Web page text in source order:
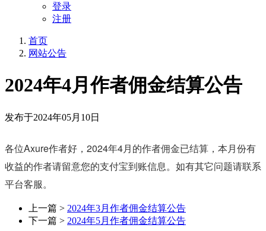
登录
注册
首页
网站公告
2024年4月作者佣金结算公告
发布于2024年05月10日
各位Axure作者好，2024年4月的作者佣金已结算，本月份有
收益的作者请留意您的支付宝到账信息。如有其它问题请联系
平台客服。
上一篇 > 2024年3月作者佣金结算公告
下一篇 > 2024年5月作者佣金结算公告